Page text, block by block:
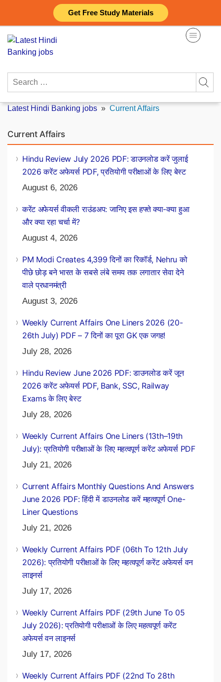
Get Free Study Materials
content
Search
Latest Hindi Banking jobs » Current Affairs
Current Affairs
Hindu Review July 2026 PDF: डाउनलोड करें जुलाई
2026 करेंट अफेयर्स PDF, प्रतियोगी परीक्षाओं के लिए बेस्ट
August 6, 2026
करेंट अफेयर्स वीकली राउंडअप: जानिए इस हफ्ते क्या-क्या हुआ
और क्या रहा चर्चा में?
August 4, 2026
PM Modi Creates 4,399 दिनों का रिकॉर्ड, Nehru को
पीछे छोड़ बने भारत के सबसे लंबे समय तक लगातार सेवा देने
वाले प्रधानमंत्री
August 3, 2026
Weekly Current Affairs One Liners 2026 (20-
26th July) PDF – 7 दिनों का पूरा GK एक जगह!
July 28, 2026
Hindu Review June 2026 PDF: डाउनलोड करें जून
2026 करेंट अफेयर्स PDF, Bank, SSC, Railway
Exams के लिए बेस्ट
July 28, 2026
Weekly Current Affairs One Liners (13th–19th
July): प्रतियोगी परीक्षाओं के लिए महत्वपूर्ण करेंट अफेयर्स PDF
July 21, 2026
Current Affairs Monthly Questions And Answers
June 2026 PDF: हिंदी में डाउनलोड करें महत्वपूर्ण One-
Liner Questions
July 21, 2026
Weekly Current Affairs PDF (06th To 12th July
2026): प्रतियोगी परीक्षाओं के लिए महत्वपूर्ण करेंट अफेयर्स वन
लाइनर्स
July 17, 2026
Weekly Current Affairs PDF (29th June To 05
July 2026): प्रतियोगी परीक्षाओं के लिए महत्वपूर्ण करेंट
अफेयर्स वन लाइनर्स
July 17, 2026
Weekly Current Affairs PDF (22nd To 28th